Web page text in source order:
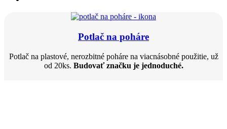
Potlač na poháre
Potlač na plastové, nerozbitné poháre na viacnásobné použitie, už
od 20ks. Budovať značku je jednoduché.